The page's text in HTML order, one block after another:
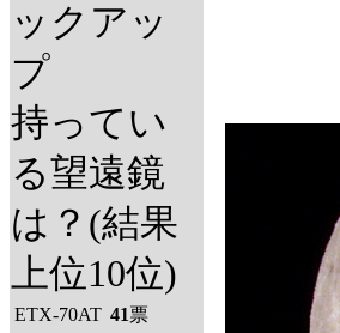
ックアッ
プ
持ってい
る望遠鏡
は？(結果
上位10位)
ETX-70AT 41票